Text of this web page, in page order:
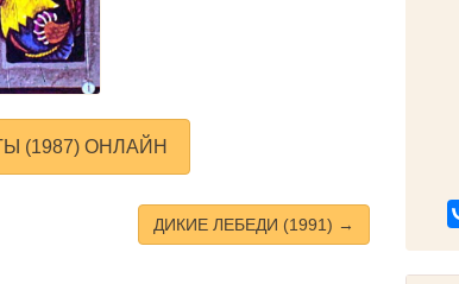
(1987) ОНЛАЙН
ДИКИЕ ЛЕБЕДИ (1991) →